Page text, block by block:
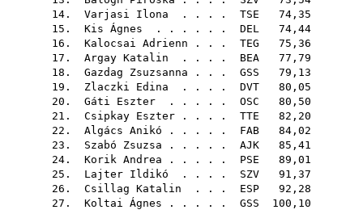
14. Varjasi Ilona . . . . TSE 74,35
15. Kis Ágnes . . . . . . DEL 74,44
16. Kalocsai Adrienn . . . TEG 75,36
17. Argay Katalin . . . . BEA 77,79
18. Gazdag Zsuzsanna . . . GSS 79,13
19. Zlaczki Edina . . . . DVT 80,05
20. Gáti Eszter . . . . . OSC 80,50
21. Csipkay Eszter . . . . TTE 82,20
22. Algács Anikó . . . . . FAB 84,02
23. Szabó Zsuzsa . . . . . AJK 85,41
24. Korik Andrea . . . . . PSE 89,01
25. Lajter Ildikó . . . . SZV 91,37
26. Csillag Katalin . . . ESP 92,28
27. Koltai Ágnes . . . . . GSS 100,10